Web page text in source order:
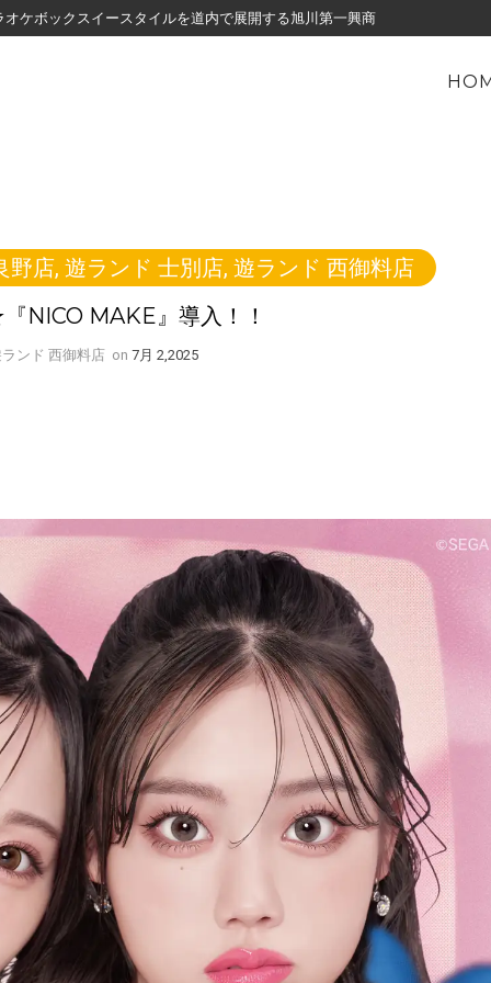
ケボックスイースタイルを道内で展開する旭川第一興商
野店, 遊ランド 士別店, 遊ランド 西御料店
NICO MAKE』導入！！
ンド 西御料店 on 7月 2,2025